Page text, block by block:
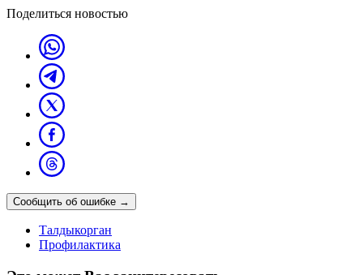
Поделиться новостью
Сообщить об ошибке →
Талдыкорган
Профилактика